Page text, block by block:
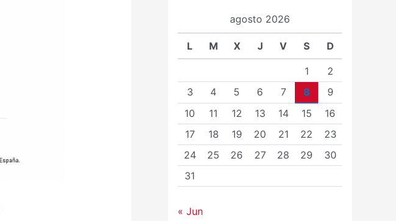
agosto 2026
L M X J V S D
1
2
3
4 5 6 7 8
9
10
11 12 13 14 15
16
17
18 19 20 21 22
23
24
25 26 27 28 29
30
31
« Jun